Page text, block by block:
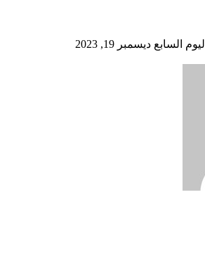
اليوم السابع ديسمبر 19, 2023